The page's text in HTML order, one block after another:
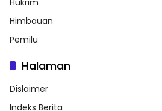
Himbauan
Pemilu
Halaman
Dislaimer
Indeks Berita